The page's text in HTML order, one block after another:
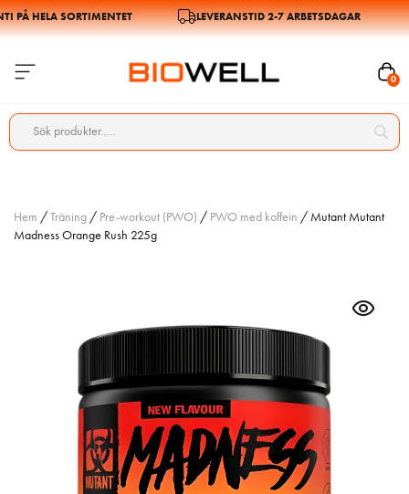
HELA SORTIMENTET LEVERANSTID 2-7 ARBETSDAGAR
0
Hem /Träning / Pre-workout (PWO) / PWO med koffein / Mutant Mutant
Madness Orange Rush 225g